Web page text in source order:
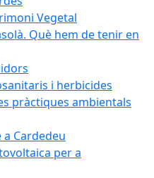
Vegetal
Què hem de tenir en
i herbicides
pràctiques ambientals
Cardedeu
per a